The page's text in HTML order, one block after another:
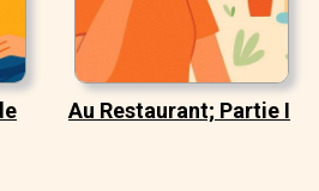
Au Restaurant; Partie I